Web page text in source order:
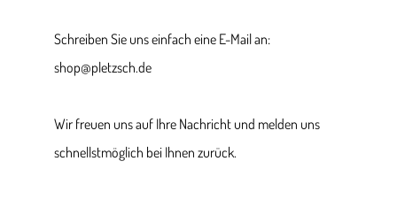
Schreiben Sie uns einfach eine E-Mail an:
shop@pletzsch.de
Wir freuen uns auf Ihre Nachricht und melden uns
schnellstmöglich bei Ihnen zurück.